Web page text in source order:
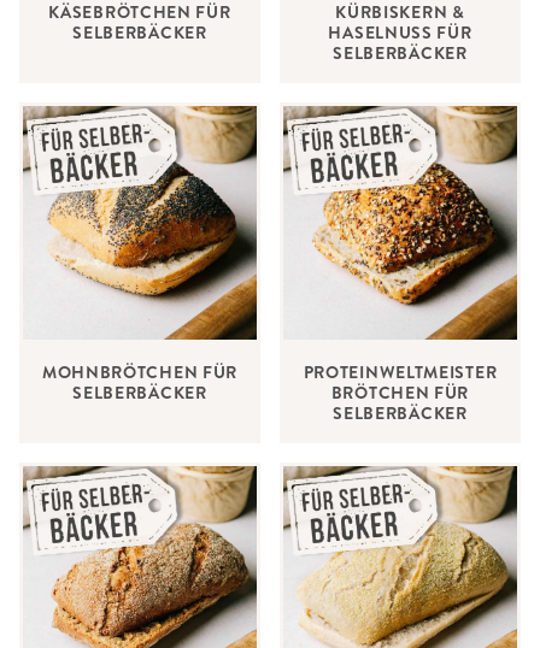
KÄSEBRÖTCHEN FÜR
SELBERBÄCKER
KÜRBISKERN &
HASELNUSS FÜR
SELBERBÄCKER
MOHNBRÖTCHEN FÜR
SELBERBÄCKER
PROTEINWELTMEISTER
BRÖTCHEN FÜR
SELBERBÄCKER